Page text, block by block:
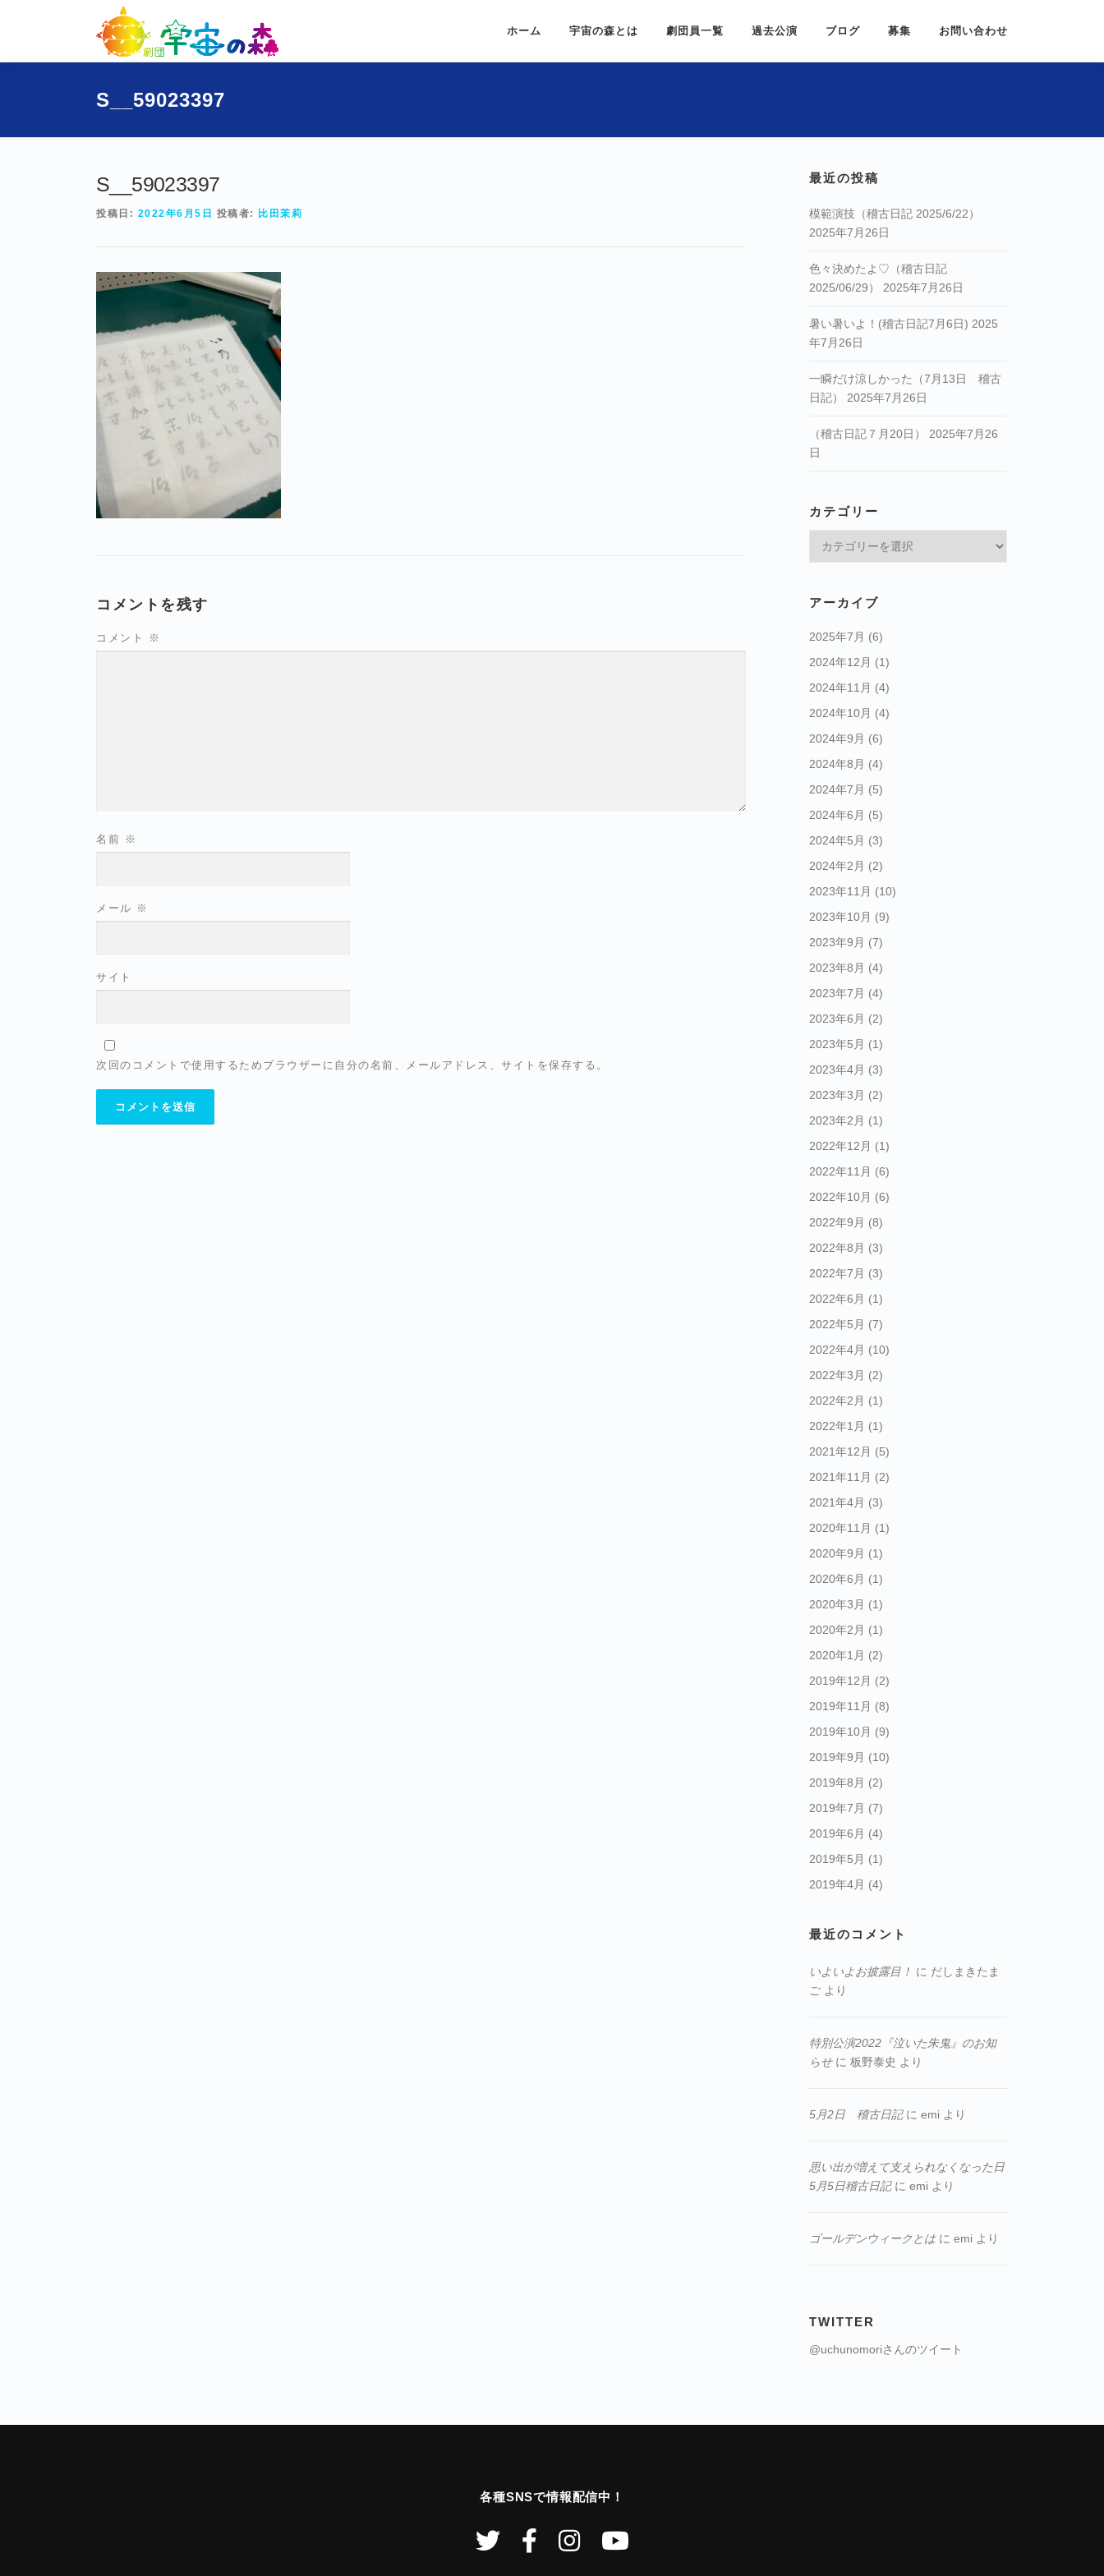
ン
キ
ホーム 宇宙の森とは 劇団員一覧 過去公演 ブログ 募集 お問い合わせ
S__59023397
S__59023397
投稿日: 2022年6月5日 投稿者: 比田茉莉
コメントを残す
コメント ※
名前 ※
メール ※
サイト
次回のコメントで使用するためブラウザーに自分の名前、メールアドレス、サイトを保存する。
最近の投稿
模範演技（稽古日記 2025/6/22）
2025年7月26日
色々決めたよ♡（稽古日記
2025/06/29）
2025年7月26日
暑い暑いよ！(稽古日記7月6日) 2025
年7月26日
一瞬だけ涼しかった（7月13日 稽古
日記）
2025年7月26日
（稽古日記７月20日）
2025年7月26
日
カテゴリー
アーカイブ
2025年7月 (6)
2024年12月 (1)
2024年11月 (4)
2024年10月 (4)
2024年9月 (6)
2024年8月 (4)
2024年7月 (5)
2024年6月 (5)
2024年5月 (3)
2024年2月 (2)
2023年11月 (10)
2023年10月 (9)
2023年9月 (7)
2023年8月 (4)
2023年7月 (4)
2023年6月 (2)
2023年5月 (1)
2023年4月 (3)
2023年3月 (2)
2023年2月 (1)
2022年12月 (1)
2022年11月 (6)
2022年10月 (6)
2022年9月 (8)
2022年8月 (3)
2022年7月 (3)
2022年6月 (1)
2022年5月 (7)
2022年4月 (10)
2022年3月 (2)
2022年2月 (1)
2022年1月 (1)
2021年12月 (5)
2021年11月 (2)
2021年4月 (3)
2020年11月 (1)
2020年9月 (1)
2020年6月 (1)
2020年3月 (1)
2020年2月 (1)
2020年1月 (2)
2019年12月 (2)
2019年11月 (8)
2019年10月 (9)
2019年9月 (10)
2019年8月 (2)
2019年7月 (7)
2019年6月 (4)
2019年5月 (1)
2019年4月 (4)
最近のコメント
いよいよお披露目！ に だしまきたま
ご より
特別公演2022『泣いた朱鬼』のお知
らせに 板野泰史 より
5月2日 稽古日記に emi より
思い出が増えて支えられなくなった日
5月5日稽古日記に emi より
ゴールデンウィークとはに emi より
TWITTER
@uchunomoriさんのツイート
各種SNSで情報配信中！